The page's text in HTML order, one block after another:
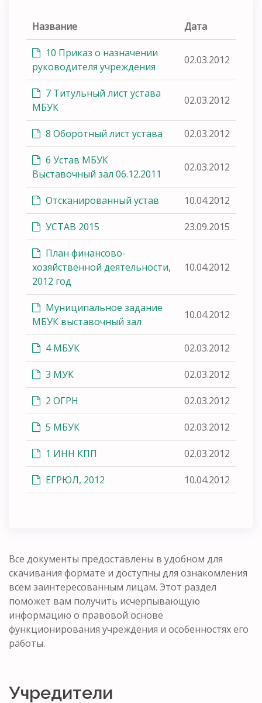
Название Дата
10 Приказ о назначении
руководителя учреждения
02.03.2012
7 Титульный лист устава
МБУК
02.03.2012
8 Оборотный лист устава 02.03.2012
6 Устав МБУК
Выставочный зал 06.12.2011
02.03.2012
Отсканированный устав 10.04.2012
УСТАВ 2015 23.09.2015
План финансово-
хозяйственной деятельности,
2012 год
10.04.2012
Муниципальное задание
МБУК выставочный зал
10.04.2012
4 МБУК 02.03.2012
3 МУК 02.03.2012
2 ОГРН 02.03.2012
5 МБУК 02.03.2012
1 ИНН КПП 02.03.2012
ЕГРЮЛ, 2012 10.04.2012
Все документы предоставлены в удобном для
скачивания формате и доступны для ознакомления
всем заинтересованным лицам. Этот раздел
поможет вам получить исчерпывающую
информацию о правовой основе
функционирования учреждения и особенностях его
работы.
Учредители